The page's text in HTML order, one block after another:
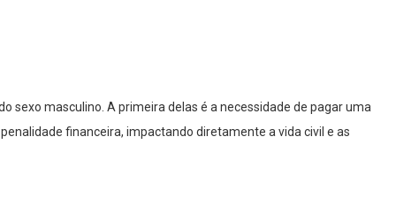
sexo masculino. A primeira delas é a necessidade de pagar uma
financeira, impactando diretamente a vida civil e as